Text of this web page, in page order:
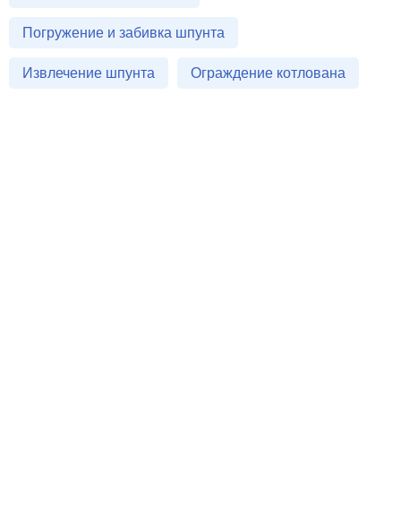
Погружение и забивка шпунта
Извлечение шпунта Ограждение котлована